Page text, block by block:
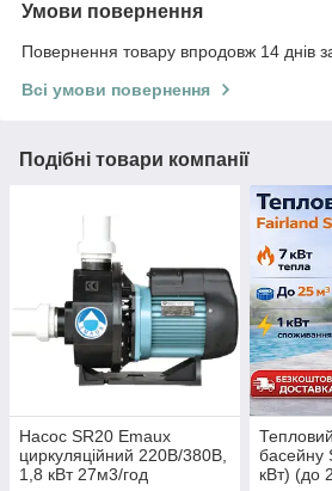
Умови повернення
Повернення товару впродовж 14 днів
Всі умови повернення
Подібні товари компанії
Насос SR20 Emaux
циркуляційний 220В/380В,
1,8 кВт 27м3/год
басейну
кВт) (до